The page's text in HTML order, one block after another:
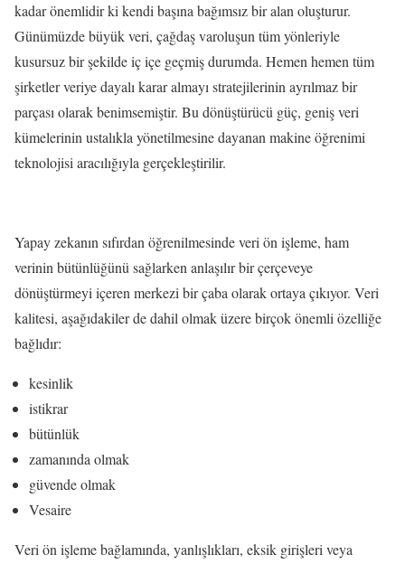
kadar önemlidir ki kendi başına bağımsız bir alan oluşturur.
Günümüzde büyük veri, çağdaş varoluşun tüm yönleriyle
kusursuz bir şekilde iç içe geçmiş durumda. Hemen hemen tüm
şirketler veriye dayalı karar almayı stratejilerinin ayrılmaz bir
parçası olarak benimsemiştir. Bu dönüştürücü güç, geniş veri
kümelerinin ustalıkla yönetilmesine dayanan makine öğrenimi
teknolojisi aracılığıyla gerçekleştirilir.
Yapay zekanın sıfırdan öğrenilmesinde veri ön işleme, ham
verinin bütünlüğünü sağlarken anlaşılır bir çerçeveye
dönüştürmeyi içeren merkezi bir çaba olarak ortaya çıkıyor. Veri
kalitesi, aşağıdakiler de dahil olmak üzere birçok önemli özelliğe
bağlıdır:
kesinlik
istikrar
bütünlük
zamanında olmak
güvende olmak
Vesaire
Veri ön işleme bağlamında, yanlışlıkları, eksik girişleri veya